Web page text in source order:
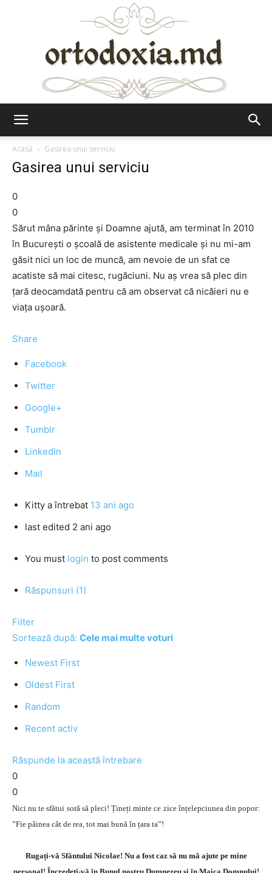
Acasă
Gasirea unui serviciu
Gasirea unui serviciu
0
0
Sărut mâna părinte şi Doamne ajută, am terminat în 2010
în Bucureşti o şcoală de asistente medicale şi nu mi-am
găsit nici un loc de muncă, am nevoie de un sfat ce
acatiste să mai citesc, rugăciuni. Nu aş vrea să plec din
ţară deocamdată pentru că am observat că nicăieri nu e
viaţa uşoară.
Share
Facebook
Twitter
Google+
Tumblr
LinkedIn
Mail
Kitty a întrebat 13 ani ago
last edited 2 ani ago
You must login to post comments
Răspunsuri (1)
Filter
Sortează după: Cele mai multe voturi
Newest First
Oldest First
Random
Recent activ
Răspunde la această întrebare
0
0
Nici nu te sfătui soră să pleci! Țineți minte ce zice înțelepciunea din popor:
”Fie pâinea cât de rea, tot mai bună în țara ta”!
Rugați-vă Sfântului Nicolae! Nu a fost caz să nu mă ajute pe mine